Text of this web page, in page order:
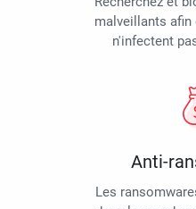
malveillants
n'infectent
Anti-
Les